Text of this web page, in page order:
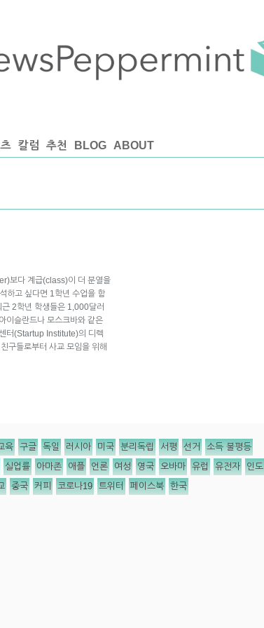
칼럼 추천 BLOG ABOUT
보다 계급(class)이 더 분열을
하고 싶다면 1학년 수업을 함
2학년 학생들은 1,000달러
이슬란드나 모스크바와 같은
터(Startup Institute)의 디렉
구들로부터 사교 모임을 위해
육 구글 독일 러시아 미국 분리독립 서평 선거 소득 불평등
실업률 아마존 애플 언론 여성 영국 오바마 유럽 유전자 인도
중국 커피 코로나19 트위터 페이스북 한국